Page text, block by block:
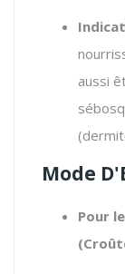
aussi
Mode
Pour